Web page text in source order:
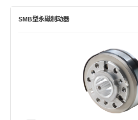
SMB型永磁制动器